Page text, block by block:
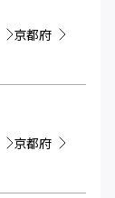
京都府
京都府